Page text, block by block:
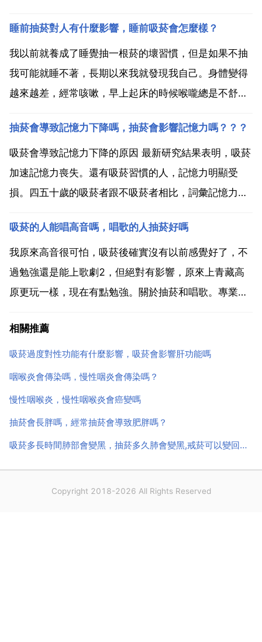
睡前抽菸對人有什麼影響，睡前吸菸會怎麼樣？
我以前就養成了睡覺抽一根菸的壞習慣，但是如果不抽
我可能就睡不著，長期以來我就發現我自己。身體變得
越來越差，經常咳嗽，早上起床的時候喉嚨總是不舒
天抽就可以了，為什麼要在睡前抽菸呢？睡前抽菸的話
會對自己身體產生一定的影響，因為在睡眠期間呼吸頻
率是一定的，這...
抽菸會導致記憶力下降嗎，抽菸會影響記憶力嗎？？？
吸菸會導致記憶力下降的原因 最新研究結果表明，吸菸
加速記憶力喪失。還有吸菸習慣的人，記憶力明顯受
損。四五十歲的吸菸者跟不吸菸者相比，詞彙記憶力顯
支菸的人，記憶力喪失情況最為嚴重。最新研究顯示，
由於香菸內所含的有害 可對腦細胞構 成破壞並阻礙新
腦細胞的...
吸菸的人能唱高音嗎，唱歌的人抽菸好嗎
我原來高音很可怕，吸菸後確實沒有以前感覺好了，不
過勉強還是能上歌劇2，但絕對有影響，原來上青藏高
原更玩一樣，現在有點勉強。關於抽菸和唱歌。專業人
吸完煙以後對嗓子倒是沒多大傷害，不過就是痰多了 吸
菸會對肺部產生壓力，但會對人的精神壓力緩解。吸菸
多了對呼吸...
相關推薦
吸菸過度對性功能有什麼影響，吸菸會影響肝功能嗎
咽喉炎會傳染嗎，慢性咽炎會傳染嗎？
慢性咽喉炎，慢性咽喉炎會癌變嗎
抽菸會長胖嗎，經常抽菸會導致肥胖嗎？
吸菸多長時間肺部會變黑，抽菸多久肺會變黑,戒菸可以變回來嗎
Copyright 2018-2026 All Rights Reserved